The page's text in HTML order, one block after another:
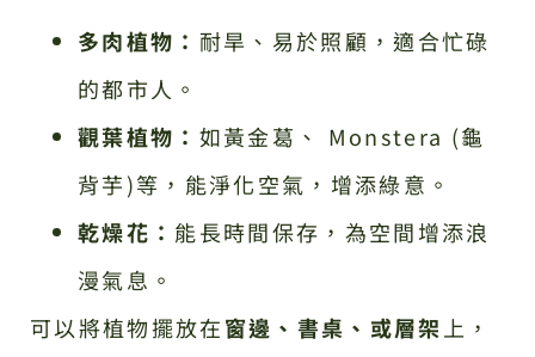
多肉植物： 耐旱、易於照顧，適合忙碌
的都市人。
觀葉植物： 如黃金葛、 Monstera (龜
背芋)等，能淨化空氣，增添綠意。
乾燥花： 能長時間保存，為空間增添浪
漫氣息。
可以將植物擺放在窗邊、書桌、或層架 上，